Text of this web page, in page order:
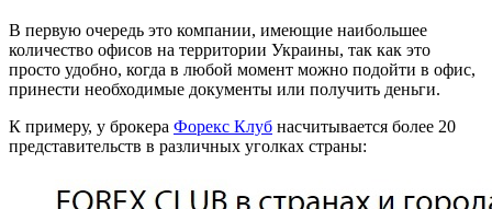
В первую очередь это компании, имеющие наибольшее
количество офисов на территории Украины, так как это
просто удобно, когда в любой момент можно подойти в офис,
принести необходимые документы или получить деньги.
К примеру, у брокера Форекс Клуб насчитывается более 20
представительств в различных уголках страны: